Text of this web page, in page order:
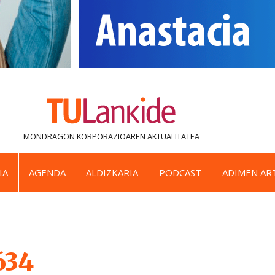
MONDRAGON KORPORAZIOAREN AKTUALITATEA
AGENDA ALDIZKARIA PODCAST ADIMEN